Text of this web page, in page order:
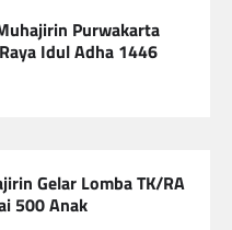
Purwakarta
Idul Adha 1446
Gelar Lomba TK/RA
500 Anak